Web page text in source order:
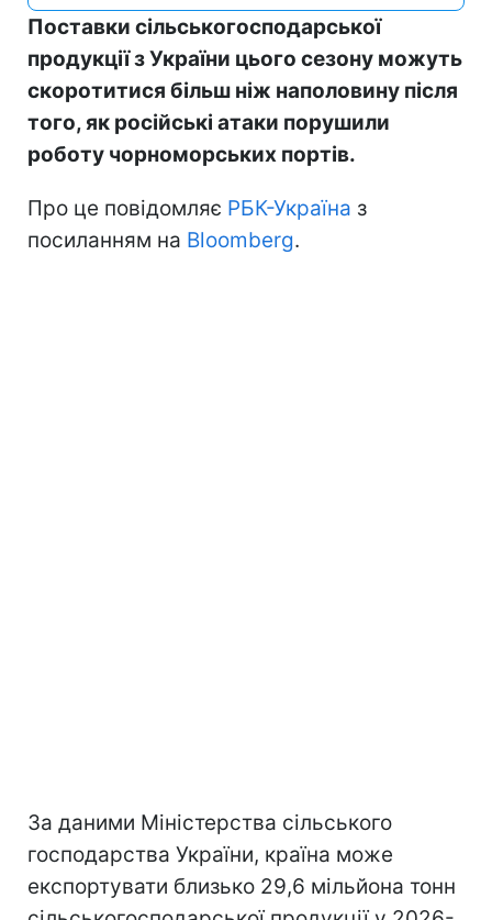
Поставки сільськогосподарської
продукції з України цього сезону можуть
скоротитися більш ніж наполовину після
того, як російські атаки порушили
роботу чорноморських портів.
Про це повідомляє РБК-Україна з
посиланням на Bloomberg.
За даними Міністерства сільського
господарства України, країна може
експортувати близько 29,6 мільйона тонн